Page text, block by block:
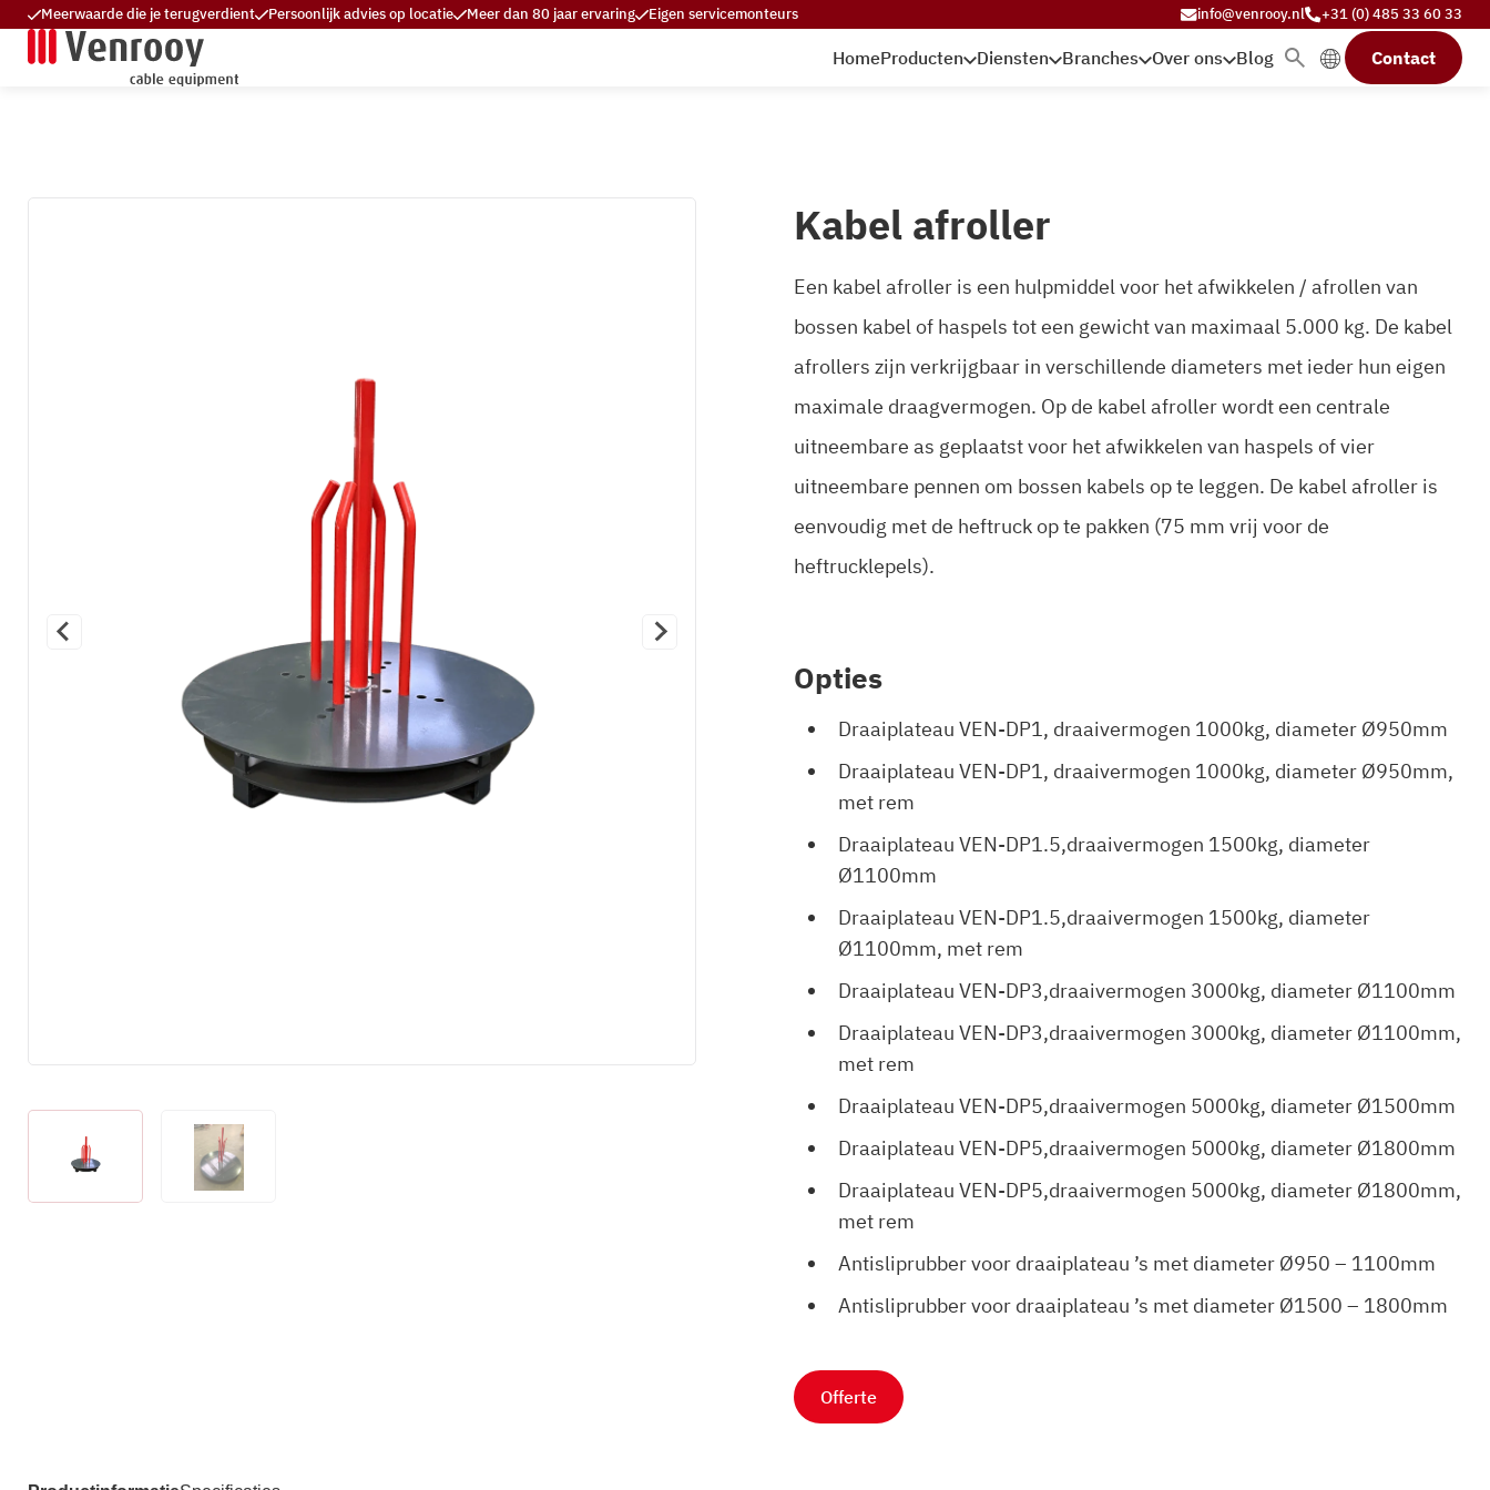
Meerwaarde die je terugverdient Persoonlijk advies op locatie Meer dan 80 jaar ervaring Eigen servicemonteurs info@venrooy.nl +31 (0) 485 33 60 33
HomeProducten Diensten Branches Over ons Blog Contact
Kabel afroller
Een kabel afroller is een hulpmiddel voor het afwikkelen / afrollen van
bossen kabel of haspels tot een gewicht van maximaal 5.000 kg. De kabel
afrollers zijn verkrijgbaar in verschillende diameters met ieder hun eigen
maximale draagvermogen. Op de kabel afroller wordt een centrale
uitneembare as geplaatst voor het afwikkelen van haspels of vier
uitneembare pennen om bossen kabels op te leggen. De kabel afroller is
eenvoudig met de heftruck op te pakken (75 mm vrij voor de
heftrucklepels).
Opties
Draaiplateau VEN-DP1, draaivermogen 1000kg, diameter Ø950mm
Draaiplateau VEN-DP1, draaivermogen 1000kg, diameter Ø950mm,
met rem
Draaiplateau VEN-DP1.5,draaivermogen 1500kg, diameter
Ø1100mm
Draaiplateau VEN-DP1.5,draaivermogen 1500kg, diameter
Ø1100mm, met rem
Draaiplateau VEN-DP3,draaivermogen 3000kg, diameter Ø1100mm
Draaiplateau VEN-DP3,draaivermogen 3000kg, diameter Ø1100mm,
met rem
Draaiplateau VEN-DP5,draaivermogen 5000kg, diameter Ø1500mm
Draaiplateau VEN-DP5,draaivermogen 5000kg, diameter Ø1800mm
Draaiplateau VEN-DP5,draaivermogen 5000kg, diameter Ø1800mm,
met rem
Antisliprubber voor draaiplateau ’s met diameter Ø950 – 1100mm
Antisliprubber voor draaiplateau ’s met diameter Ø1500 – 1800mm
Offerte